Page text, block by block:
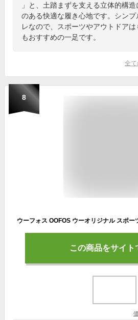
」と、土踏まずを支える立体的構
のある快適な履き心地です。シン
レなので、スポーツやアウトドア
もおすすめの一足です。
全て
8
この商品をサイト